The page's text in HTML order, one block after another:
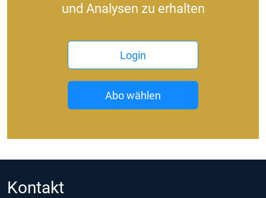
und Analysen zu erhalten
Login
Abo wählen
Kontakt